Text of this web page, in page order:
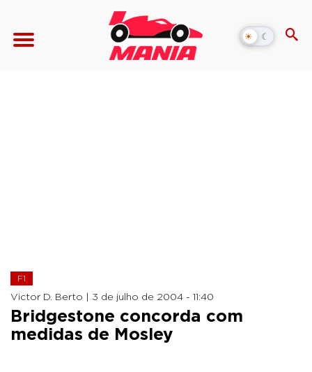
☀ ☾
Alternar
modo
F1
Victor D. Berto | 3 de julho de 2004 - 11:40
Bridgestone concorda com
medidas de Mosley